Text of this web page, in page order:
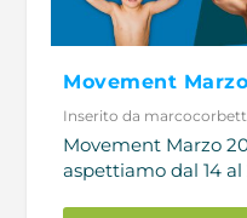
Movement
Inserito da
Movement Marzo
aspettiamo dal 14 al